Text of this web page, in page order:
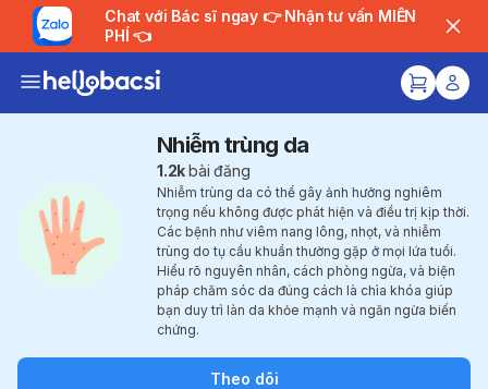
Chat với Bác sĩ ngay 👉 Nhận tư vấn MIỄN
PHÍ 👈
Nhiễm trùng da
1.2kbài đăng
Nhiễm trùng da có thể gây ảnh hưởng nghiêm
trọng nếu không được phát hiện và điều trị kịp thời.
Các bệnh như viêm nang lông, nhọt, và nhiễm
trùng do tụ cầu khuẩn thường gặp ở mọi lứa tuổi.
Hiểu rõ nguyên nhân, cách phòng ngừa, và biện
pháp chăm sóc da đúng cách là chìa khóa giúp
bạn duy trì làn da khỏe mạnh và ngăn ngừa biến
chứng.
Theo dõi